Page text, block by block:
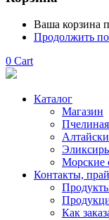
Ваша корзина
Продолжить
0 Cart
Каталог
Магазин
Морские
Контакты,
Как